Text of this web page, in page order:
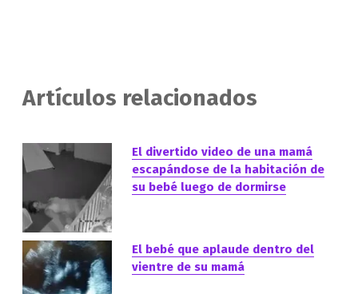
Artículos relacionados
El divertido video de una mamá
escapándose de la habitación de
su bebé luego de dormirse
El bebé que aplaude dentro del
vientre de su mamá